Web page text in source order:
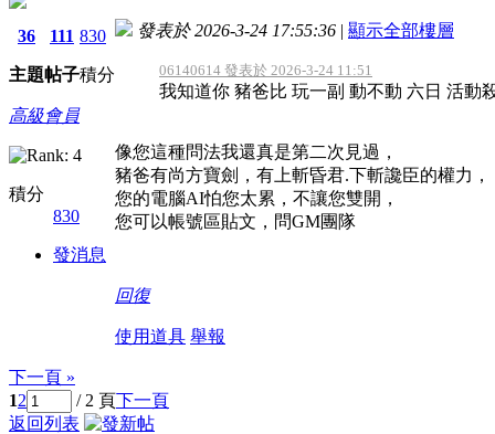
36
主題
111
帖子
830
積分
高級會員
積分
830
發消息
發表於 2026-3-24 17:55:36 | 顯示全部樓層
06140614 發表於 2026-3-24 11:51
我知道你 豬爸比 玩一副 動不動 六日 活動
像您這種問法我還真是第二次見過，
豬爸有尚方寶劍，有上斬昏君.下斬讒臣的權力，
您的電腦AI怕您太累，不讓您雙開，
您可以帳號區貼文，問GM團隊
回復
使用道具 舉報
下一頁 »
12 / 2 頁下一頁
返回列表